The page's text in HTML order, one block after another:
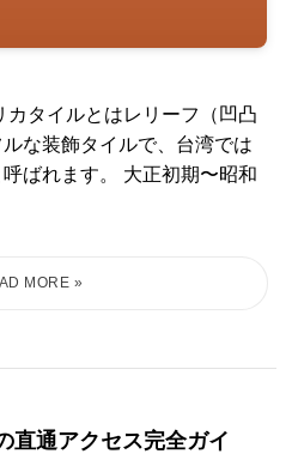
カタイルとはレリーフ（凹凸
な装飾タイルで、台湾では
ばれます。 大正初期〜昭和
直通アクセス完全ガイ